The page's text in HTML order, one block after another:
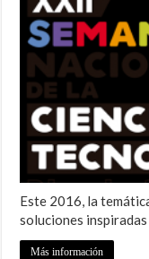
Este 2016, la
soluciones
Más información